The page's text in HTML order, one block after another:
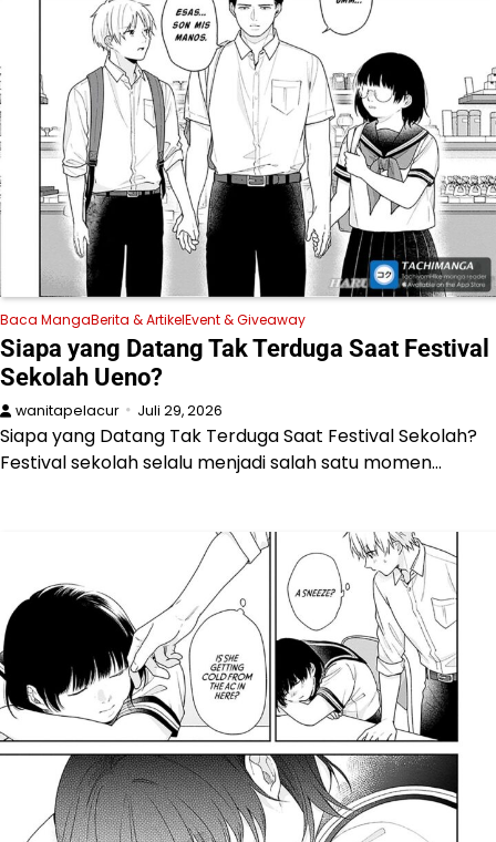
Baca MangaBerita & ArtikelEvent & Giveaway
Siapa yang Datang Tak Terduga Saat Festival
Sekolah Ueno?
wanitapelacur Juli 29, 2026
Siapa yang Datang Tak Terduga Saat Festival Sekolah?
Festival sekolah selalu menjadi salah satu momen…